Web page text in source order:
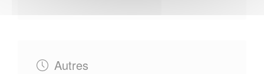
Autres